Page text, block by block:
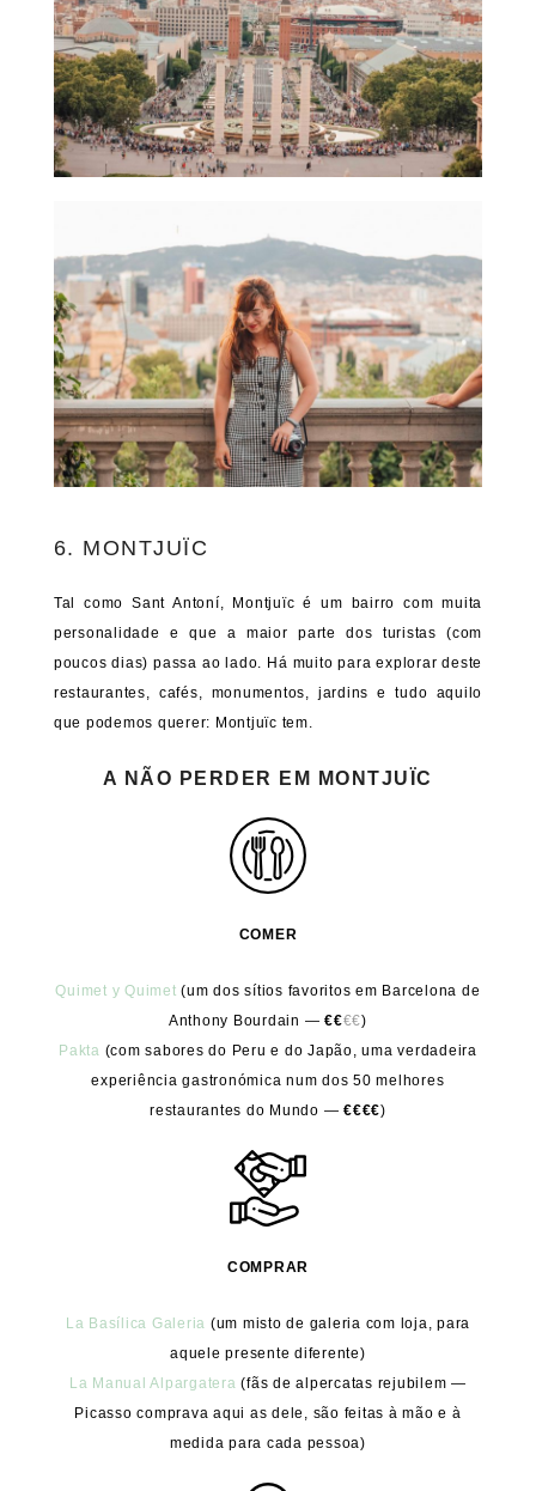
6. MONTJUÏC
Tal como Sant Antoní, Montjuïc é um bairro com muita
personalidade e que a maior parte dos turistas (com
poucos dias) passa ao lado. Há muito para explorar deste
restaurantes, cafés, monumentos, jardins e tudo aquilo
que podemos querer: Montjuïc tem.
A NÃO PERDER EM MONTJUÏC
COMER
Quimet y Quimet (um dos sítios favoritos em Barcelona de
Anthony Bourdain —€€€€)
Pakta (com sabores do Peru e do Japão, uma verdadeira
experiência gastronómica num dos 50 melhores
restaurantes do Mundo —€€€€)
COMPRAR
La Basílica Galeria (um misto de galeria com loja, para
aquele presente diferente)
La Manual Alpargatera (fãs de alpercatas rejubilem —
Picasso comprava aqui as dele, são feitas à mão e à
medida para cada pessoa)